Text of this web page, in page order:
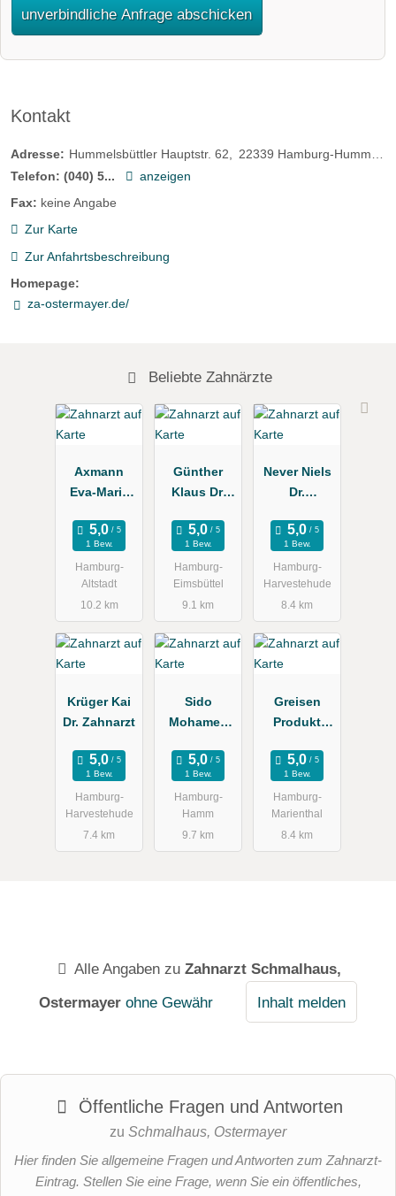
unverbindliche Anfrage abschicken
Kontakt
Adresse: Hummelsbüttler Hauptstr. 62 22339 Hamburg-Hummelsbüttel
Telefon: (040) 5...
anzeigen
Fax: keine Angabe
Zur Karte
Zur Anfahrtsbeschreibung
Homepage:
za-ostermayer.de/
Beliebte Zahnärzte
Axmann
Eva-Maria
Zahnärztin
1 Bew.
Hamburg-
Altstadt
10.2 km
Günther
Klaus Dr.
xis
1 Bew.
Hamburg-
Eimsbüttel
9.1 km
Never Niels
Dr.
xis
1 Bew.
Hamburg-
Harvestehude
8.4 km
Krüger Kai
Dr. Zahnarzt
1 Bew.
Hamburg-
Harvestehude
7.4 km
Sido
Mohamed
1 Bew.
Hamburg-
Hamm
9.7 km
Greisen
Produkt
1 Bew.
Hamburg-
Marienthal
8.4 km
Alle Angaben zuZahnarzt Schmalhaus,
Ostermayer ohne Gewähr Inhalt melden
Öffentliche Fragen und Antworten
zu Schmalhaus, Ostermayer
Hier finden Sie allgemeine Fragen und Antworten zum Zahnarzt-
Eintrag. Stellen Sie eine Frage, wenn Sie ein öffentliches,